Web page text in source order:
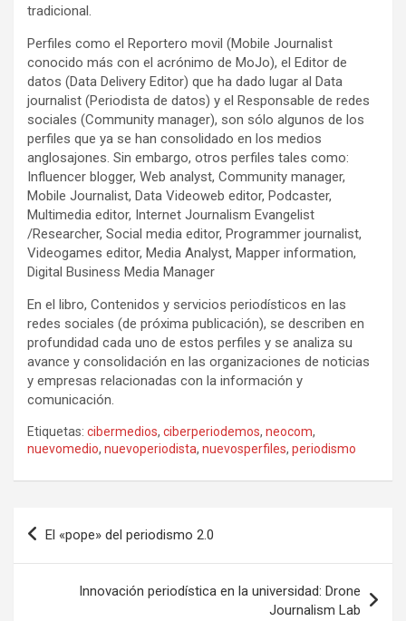
tradicional.
Perfiles como el Reportero movil (Mobile Journalist
conocido más con el acrónimo de MoJo), el Editor de
datos (Data Delivery Editor) que ha dado lugar al Data
journalist (Periodista de datos) y el Responsable de redes
sociales (Community manager), son sólo algunos de los
perfiles que ya se han consolidado en los medios
anglosajones. Sin embargo, otros perfiles tales como:
Influencer blogger, Web analyst, Community manager,
Mobile Journalist, Data Videoweb editor, Podcaster,
Multimedia editor, Internet Journalism Evangelist
/Researcher, Social media editor, Programmer journalist,
Videogames editor, Media Analyst, Mapper information,
Digital Business Media Manager
En el libro, Contenidos y servicios periodísticos en las
redes sociales (de próxima publicación), se describen en
profundidad cada uno de estos perfiles y se analiza su
avance y consolidación en las organizaciones de noticias
y empresas relacionadas con la información y
comunicación.
Etiquetas: cibermedios, ciberperiodemos, neocom,
nuevomedio, nuevoperiodista, nuevosperfiles, periodismo
Navegación
El «pope» del periodismo 2.0
Innovación periodística en la universidad: Drone
Journalism Lab